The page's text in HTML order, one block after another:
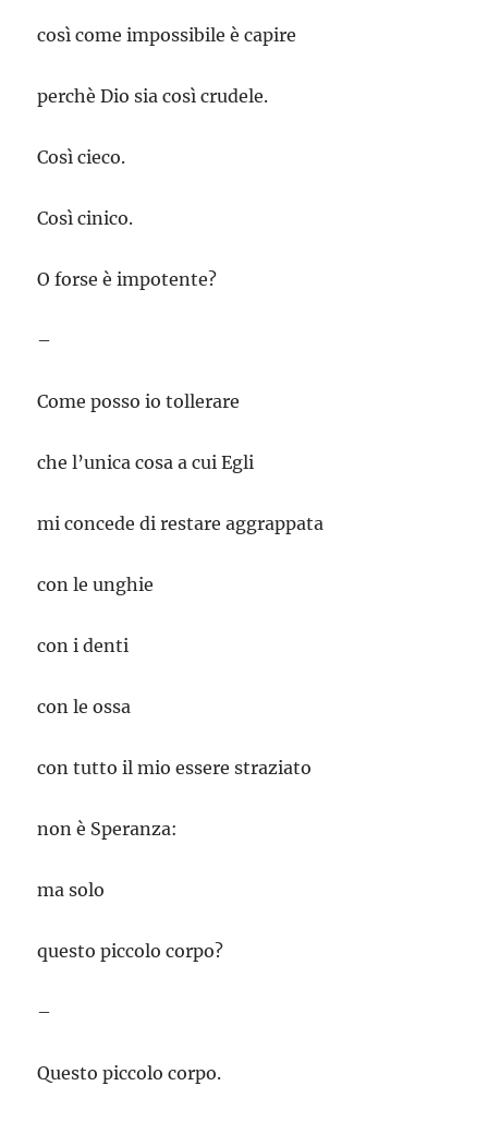
così come impossibile è capire
perchè Dio sia così crudele.
Così cieco.
Così cinico.
O forse è impotente?
–
Come posso io tollerare
che l’unica cosa a cui Egli
mi concede di restare aggrappata
con le unghie
con i denti
con le ossa
con tutto il mio essere straziato
non è Speranza:
ma solo
questo piccolo corpo?
–
Questo piccolo corpo.